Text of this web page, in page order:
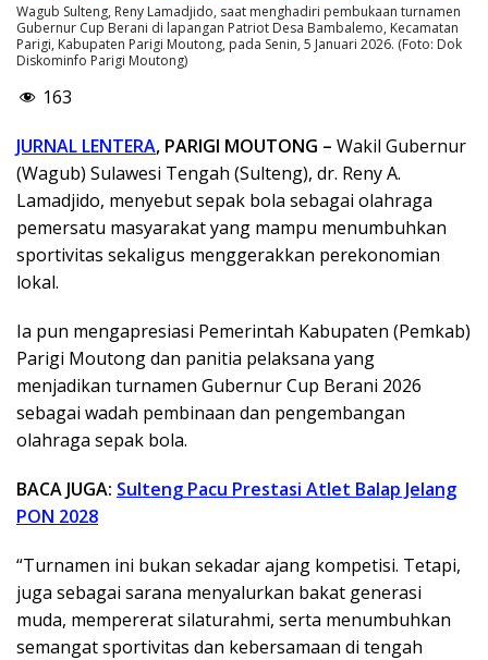
Wagub Sulteng, Reny Lamadjido, saat menghadiri pembukaan turnamen
Gubernur Cup Berani di lapangan Patriot Desa Bambalemo, Kecamatan
Parigi, Kabupaten Parigi Moutong, pada Senin, 5 Januari 2026. (Foto: Dok
Diskominfo Parigi Moutong)
163
JURNAL LENTERA, PARIGI MOUTONG – Wakil Gubernur
(Wagub) Sulawesi Tengah (Sulteng), dr. Reny A.
Lamadjido, menyebut sepak bola sebagai olahraga
pemersatu masyarakat yang mampu menumbuhkan
sportivitas sekaligus menggerakkan perekonomian
lokal.
Ia pun mengapresiasi Pemerintah Kabupaten (Pemkab)
Parigi Moutong dan panitia pelaksana yang
menjadikan turnamen Gubernur Cup Berani 2026
sebagai wadah pembinaan dan pengembangan
olahraga sepak bola.
BACA JUGA: Sulteng Pacu Prestasi Atlet Balap Jelang
PON 2028
“Turnamen ini bukan sekadar ajang kompetisi. Tetapi,
juga sebagai sarana menyalurkan bakat generasi
muda, mempererat silaturahmi, serta menumbuhkan
semangat sportivitas dan kebersamaan di tengah